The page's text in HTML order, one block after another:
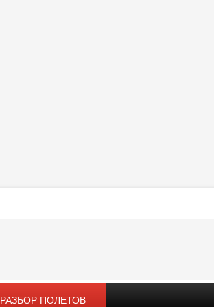
РАЗБОР ПОЛЕТОВ